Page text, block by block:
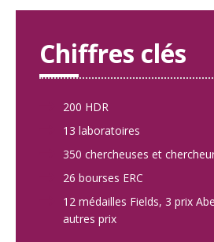
Chiffres clés
200 HDR
13 laboratoires
350 chercheuses et
26 bourses ERC
12 médailles Fields, 3 prix
autres prix